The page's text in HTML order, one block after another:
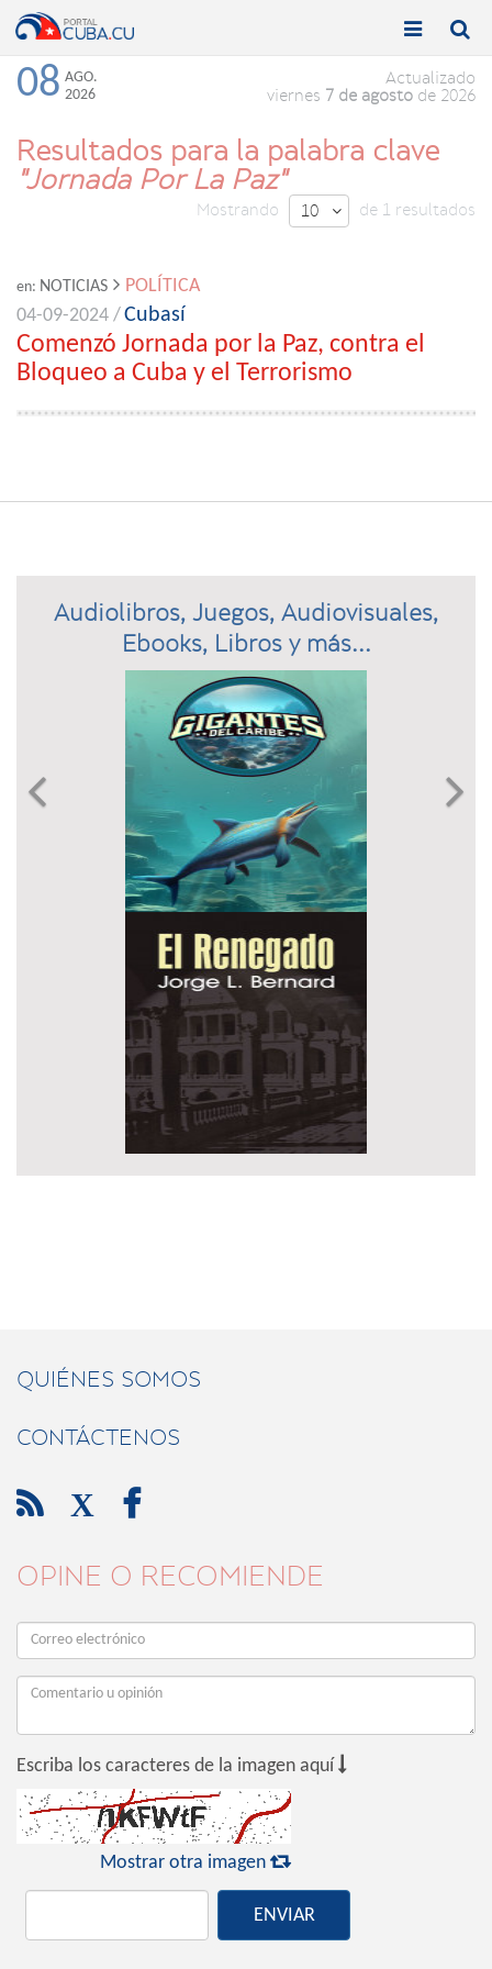
Toggle

Toggle

08 AGO.
2026
Actualizado
viernes 7 de agosto de 2026
Resultados para la palabra clave
"Jornada Por La Paz"
Mostrando 10  de 1 resultados
en: NOTICIAS
POLÍTICA
04-09-2024 /Cubasí
Comenzó Jornada por la Paz, contra el
Bloqueo a Cuba y el Terrorismo
Audiolibros, Juegos, Audiovisuales,
Ebooks, Libros y más...
Previous 
QUIÉNES SOMOS
CONTÁCTENOS
 X 
OPINE O RECOMIENDE
Escriba los caracteres de la imagen aquí 
Mostrar otra imagen 
ENVIAR